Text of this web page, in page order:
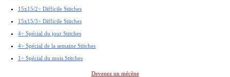
15x15/2÷ Difficile Stitches
15x15/3÷ Difficile Stitches
4÷ Spécial du jour Stitches
4÷ Spécial de la semaine Stitches
1÷ Spécial du mois Stitches
Devenez un mécène